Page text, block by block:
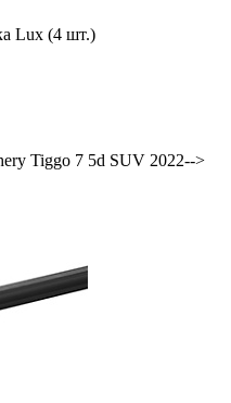
Lux (4 шт.)
Tiggo 7 5d SUV 2022-->